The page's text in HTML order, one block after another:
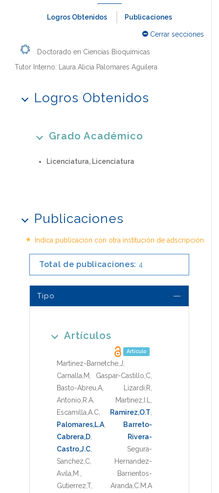
Logros Obtenidos Publicaciones
Cerrar secciones
Doctorado en Ciencias Bioquímicas
Tutor Interno: Laura Alicia Palomares Aguilera
Logros Obtenidos
Grado Académico
Licenciatura, Licenciatura
Publicaciones
* Indica publicación con otra institución de adscripción
Total de publicaciones: 4
Tipo
Artículos
Artículo
Martinez-Barnetche,J
Carnalla,M
Gaspar-Castillo,C
Basto-Abreu,A
Lizardi,R
Antonio,R.A
Martinez,I.L
Escamilla,A.C
Ramirez,O.T
Palomares,L.A
Barreto-
Cabrera,D
Rivera-
Castro,J.C
Segura-
Sanchez,C
Hernandez-
Avila,M.
Barrientos-
Gutierrez,T, Aranda,C.M.A